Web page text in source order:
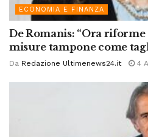
ECONOMIA E FINANZA
De Romanis: “Ora
misure tampone come
Da Redazione Ultimenews24.it 4